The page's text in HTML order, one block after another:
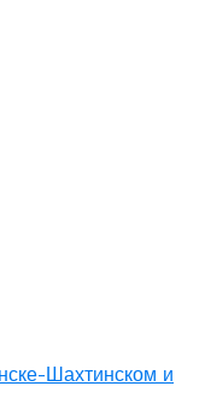
Шахтинском и